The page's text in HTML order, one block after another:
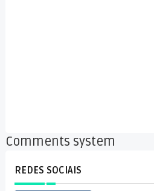
Comments system
REDES SOCIAIS